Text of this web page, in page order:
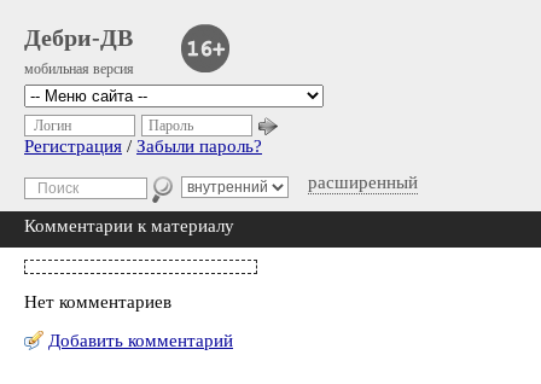
Дебри-ДВ
мобильная версия
расширенный
Логин Пароль
Регистрация / Забыли пароль?
Комментарии к материалу
Нет комментариев
Добавить комментарий